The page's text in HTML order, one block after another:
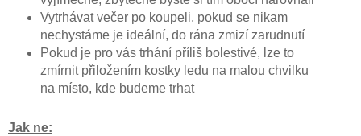
Vytrhávat večer po koupeli, pokud se nikam
nechystáme je ideální, do rána zmizí zarudnutí
Pokud je pro vás trhání příliš bolestivé, lze to
zmírnit přiložením kostky ledu na malou chvilku
na místo, kde budeme trhat
Jak ne: